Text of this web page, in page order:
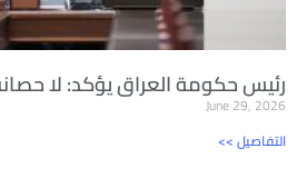
رئيس حكومة العراق يؤكد: لا
June 29, 2026
<< التفاصيل